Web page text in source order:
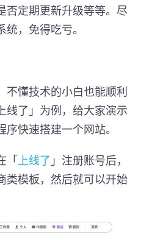
否定期更新升级等等。尽
，免得吃亏。
不懂技术的小白也能顺利
线了」为例，给大家演示
快速搭建一个网站。
「 上线了 」注册账号后，
类模板，然后就可以开始